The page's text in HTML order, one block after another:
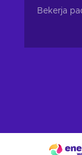
Bekerja